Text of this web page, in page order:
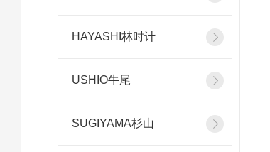
HAYASHI林时计
USHIO牛尾
SUGIYAMA杉山